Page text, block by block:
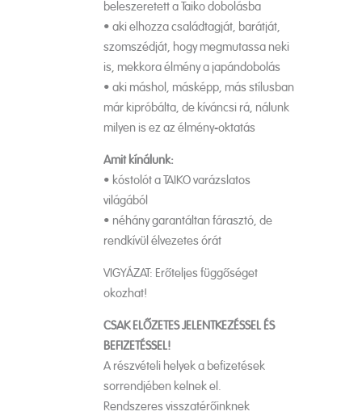
beleszeretett a Taiko dobolásba
• aki elhozza családtagját, barátját,
szomszédját, hogy megmutassa neki
is, mekkora élmény a japándobolás
• aki máshol, másképp, más stílusban
már kipróbálta, de kíváncsi rá, nálunk
milyen is ez az élmény-oktatás
Amit kínálunk:
• kóstolót a TAIKO varázslatos
világából
• néhány garantáltan fárasztó, de
rendkívül élvezetes órát
VIGYÁZAT: Erőteljes függőséget
okozhat!
CSAK ELŐZETES JELENTKEZÉSSEL ÉS
BEFIZETÉSSEL!
A részvételi helyek a befizetések
sorrendjében kelnek el.
Rendszeres visszatérőinknek